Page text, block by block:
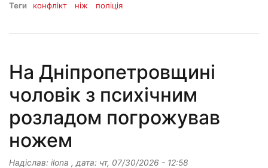
Теги конфлікт ніж поліція
На Дніпропетровщині
чоловік з психічним
розладом погрожував
ножем
Надіслав: ilona , дата: чт, 07/30/2026 - 12:58